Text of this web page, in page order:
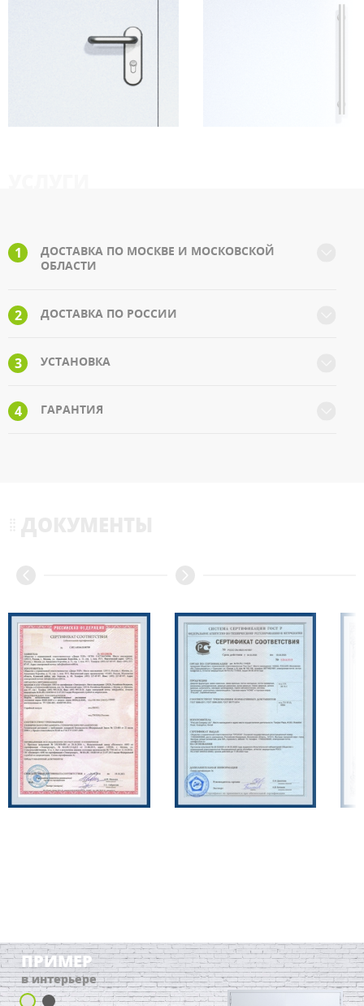
1
ДОСТАВКА ПО МОСКВЕ И МОСКОВСКОЙ
ОБЛАСТИ
2 ДОСТАВКА ПО РОССИИ
3 УСТАНОВКА
4 ГАРАНТИЯ
ПРИМЕР
в интерьере